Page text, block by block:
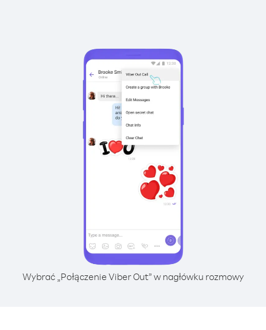
Wybrać „Połączenie Viber Out” w nagłówku rozmowy